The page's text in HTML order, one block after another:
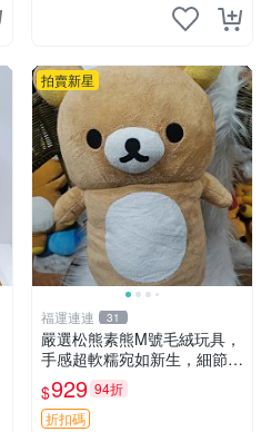
拍賣新星
福運連連 31
嚴選松熊素熊M號毛絨玩具，
手感超軟糯宛如新生，細節精
緻完美無瑕，推薦送禮或珍
藏，中古狀態保養得宜。 松
熊 素熊 毛絨doll
$929 94折
折扣碼